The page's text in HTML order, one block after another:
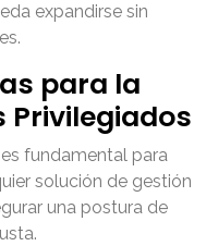
expandirse sin
para la
Privilegiados
fundamental para
solución de gestión
una postura de